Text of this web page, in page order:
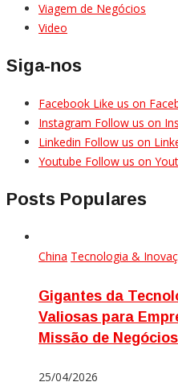
Viagem de Negócios
Video
Siga-nos
Facebook Like us on
Instagram Follow us on
Linkedin Follow us on
Youtube Follow us on
Posts Populares
China Tecnologia &
Gigantes da
Valiosas para
Missão de
25/04/2026